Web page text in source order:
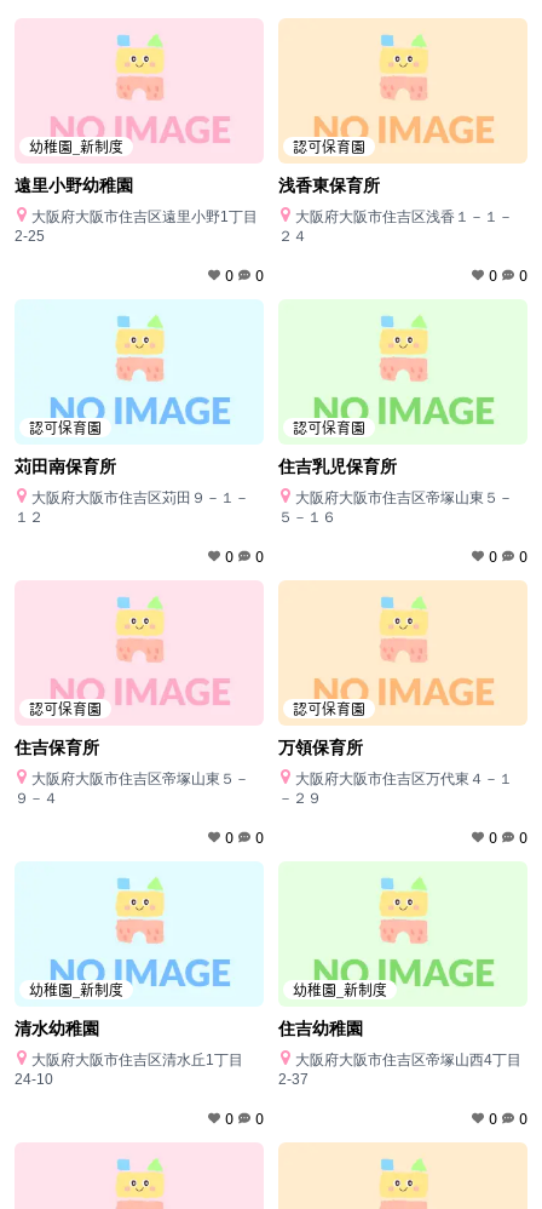
幼稚園_新制度
遠里小野幼稚園
大阪府大阪市住吉区遠里小野1丁目
2-25
0 0
認可保育園
浅香東保育所
大阪府大阪市住吉区浅香１－１－
２４
0 0
認可保育園
苅田南保育所
大阪府大阪市住吉区苅田９－１－
１２
0 0
認可保育園
住吉乳児保育所
大阪府大阪市住吉区帝塚山東５－
５－１６
0 0
認可保育園
住吉保育所
大阪府大阪市住吉区帝塚山東５－
９－４
0 0
認可保育園
万領保育所
大阪府大阪市住吉区万代東４－１
－２９
0 0
幼稚園_新制度
清水幼稚園
大阪府大阪市住吉区清水丘1丁目
24-10
0 0
幼稚園_新制度
住吉幼稚園
大阪府大阪市住吉区帝塚山西4丁目
2-37
0 0